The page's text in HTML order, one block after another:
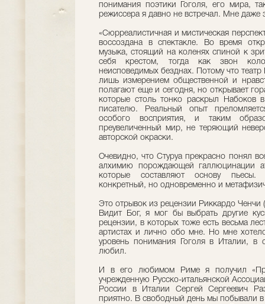
понимания поэтики Гоголя, его мира,
режиссера я давно не встречал. Мне даже
«Сюрреалистичная и мистическая
воссоздана в спектакле. Во время
музыка, стоящий на коленях спиной к
себя крестом, тогда как звон
неисповедимых безднах. Потому что театр
лишь измерением общественной и
полагают еще и сегодня, но открывает
которые столь тонко раскрыл Набоков
писателю. Реальный опыт
особого восприятия, и таким
преувеличенный мир, не теряющий
авторской окраски.
Очевидно, что Стуруа прекрасно понял
алхимию порождающей галлюцинации
которые составляют основу пьесы.
конкретный, но одновременно и
Это отрывок из рецензии Риккардо Ченчи
Видит Бог, я мог бы выбрать другие
рецензии, в которых тоже есть весьма
артистах и лично обо мне. Но мне
уровень понимания Гоголя в Италии, в
любил.
И в его любимом Риме я получил
учрежденную Русско-итальянской
России в Италии Сергей Сергеевич
приятно. В свободный день мы побывали в